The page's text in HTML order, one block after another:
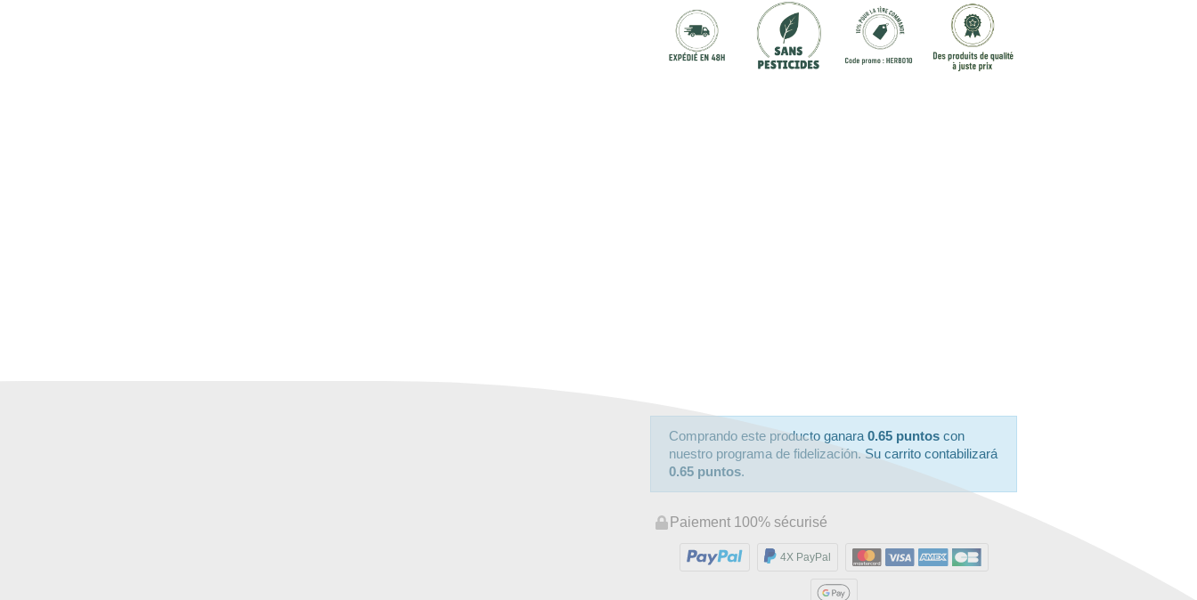
Comprando este producto ganara0.65 puntos con
nuestro programa de fidelización. Su carrito contabilizará
0.65 puntos.
Paiement 100% sécurisé
4X PayPal